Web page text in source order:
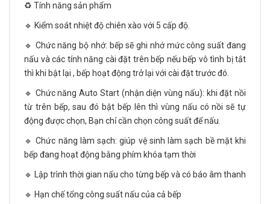
♻️ Tính năng sản phẩm
🔹 Kiểm soát nhiệt độ chiên xào với 5 cấp độ.
🔹 Chức năng bộ nhớ: bếp sẽ ghi nhớ mức công suất đang
nấu và các tính năng cài đặt trên bếp nếu bếp vô tình bị tắt
thì khi bật lại , bếp hoạt động trở lại với cài đặt trước đó.
🔹 Chức năng Auto Start (nhận diện vùng nấu): khi đặt nồi
từ trên bếp, sau đó bật bếp lên thì vùng nấu có nồi sẽ tự
động được chọn, Bạn chỉ cần chọn công suất để nấu.
🔹 Chức năng làm sạch: giúp vệ sinh làm sạch bề mặt khi
bếp đang hoạt động bằng phím khóa tạm thời
🔹 Lập trình thời gian nấu cho từng bếp và có báo âm thanh
🔹 Hạn chế tổng công suất nấu của cả bếp